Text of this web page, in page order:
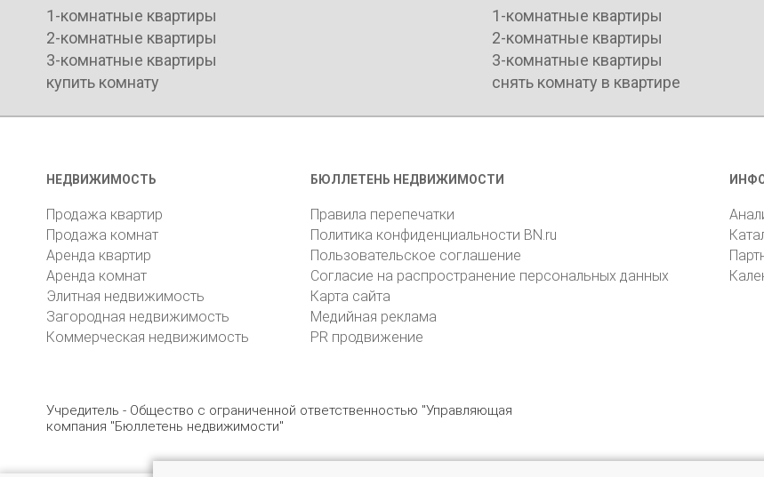
1-комнатные квартиры
2-комнатные квартиры
3-комнатные квартиры
купить комнату
1-комнатные квартиры
2-комнатные квартиры
3-комнатные квартиры
снять комнату в квартире
НЕДВИЖИМОСТЬ
Продажа квартир
Продажа комнат
Аренда квартир
Аренда комнат
Элитная недвижимость
Загородная недвижимость
Коммерческая недвижимость
БЮЛЛЕТЕНЬ НЕДВИЖИМОСТИ
Правила перепечатки
Политика конфиденциальности BN.ru
Пользовательское соглашение
Согласие на распространение персональных данных
Карта сайта
Медийная реклама
PR продвижение
Учредитель - Общество с ограниченной ответственностью "Управляющая
компания "Бюллетень недвижимости"